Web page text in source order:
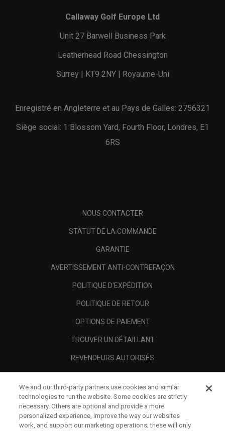
Callaway Golf Europe Ltd
Unit 27 Barwell Business Park
Leatherhead Road Chessington
Surrey | KT9 2NY | Royaume-Uni
Enregistré en Angleterre et au Pays de Galles: 2756321
Siège social: 1 Blossom Yard, Fourth Floor, Londres, E1
6RS
NOUS CONTACTER
STATUT DE LA COMMANDE
GARANTIE
AVERTISSEMENT ANTI-CONTREFAÇON
POLITIQUE D'EXPÉDITION
POLITIQUE DE RETOUR
OPTIONS DE PAIEMENT
TROUVER UN DÉTAILLANT
REVENDEURS AUTORISÉS
A PROPOS
MENTIONS LÉGALES
We and our third-party partners use cookies and similar
technologies to run the website. Some cookies are strictly
necessary. Others are optional and provide a more
personalized experience, improve the way our websites
work, and support our marketing operations; these will only